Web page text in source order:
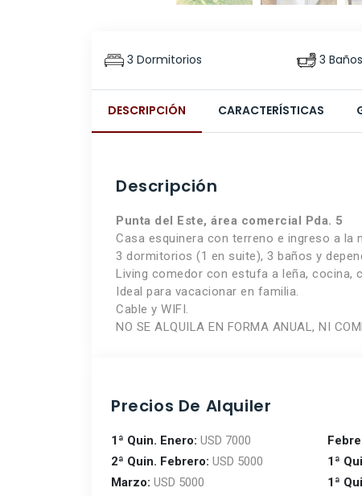
3 Dormitorios 3 Baños
DESCRIPCIÓN CARACTERÍSTICAS
Descripción
Punta del Este, área comercial Pda. 5
Casa esquinera con terreno e ingreso a la
3 dormitorios (1 en suite), 3 baños y
Living comedor con estufa a leña, cocina,
Ideal para vacacionar en familia.
Cable y WIFI.
NO SE ALQUILA EN FORMA ANUAL, NI
Precios De Alquiler
1ª Quin. Enero: USD 7000
2ª Quin. Febrero: USD 5000 1ª
Marzo: USD 5000 1ª